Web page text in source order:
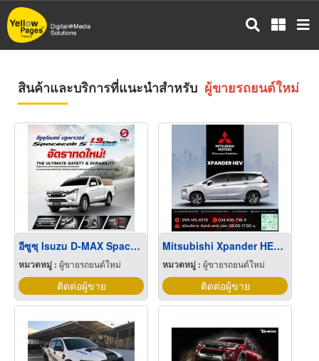
ข้าม
ไป
สินค้าและบริการที่แนะนำสำหรับ ผู้ขายรถยนต์ใหม่
อีซูซุ Isuzu D-MAX Spacecab 2 เชียงใหม่
หมวดหมู่ : ผู้ขายรถยนต์ใหม่
ติดต่อผู้ขาย
Mitsubishi Xpander HEV มิตซูบิชิ เอ็กซ์แพนเดอร์ โปรโมชั่น
หมวดหมู่ :ผู้ขายรถยนต์ใหม่
ติดต่อผู้ขาย